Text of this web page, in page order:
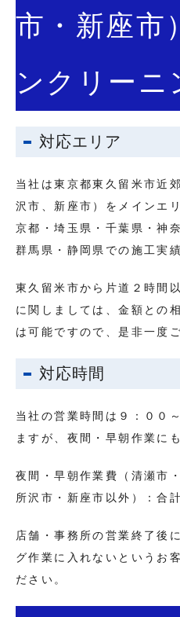
市・新座市
ンクリーニ
対応エリア
当社は東京都東久留米市近
沢市、新座市）をメインエ
京都・埼玉県・千葉県・神
群馬県・静岡県での施工実
東久留米市から片道２時間
に関しましては、金額との
は可能ですので、是非一度
対応時間
当社の営業時間は９：００
ますが、夜間・早朝作業に
夜間・早朝作業費（清瀬市
所沢市・新座市以外）：合
店舗・事務所の営業終了後
グ作業に入れないというお
ださい。